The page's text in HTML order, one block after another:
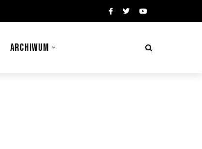
ARCHIWUM